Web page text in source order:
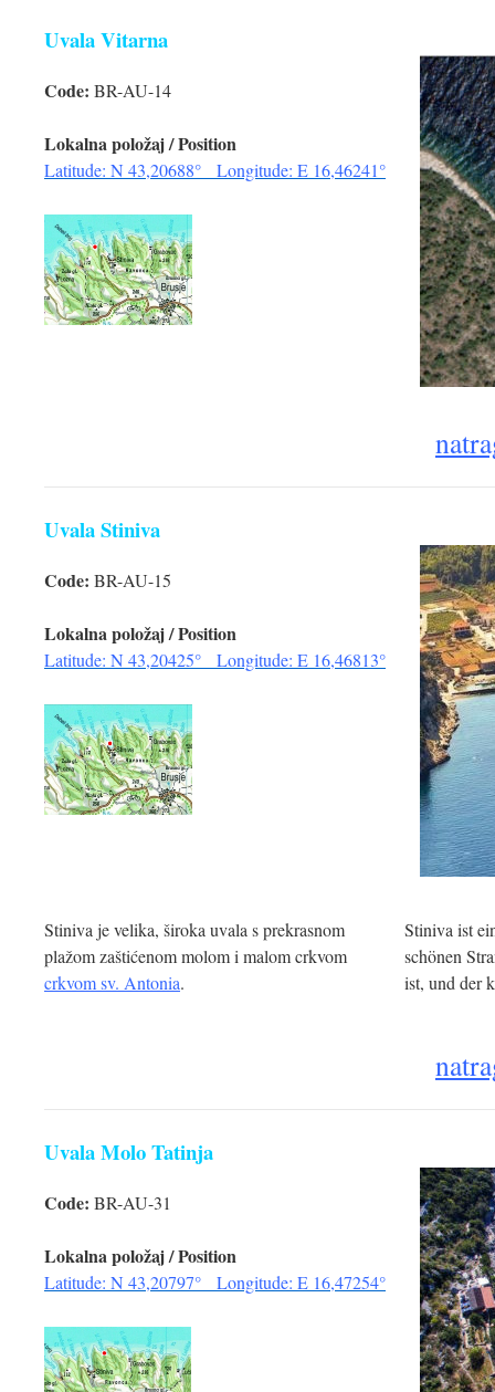
Uvala Vitarna
Code: BR-AU-14
Lokalna položaj / Position
Latitude: N 43,20688° Longitude: E 16,46241°
Uvala Stiniva
Code: BR-AU-15
Lokalna položaj / Position
Latitude: N 43,20425° Longitude: E 16,46813°
Stiniva je velika, široka uvala s prekrasnom
plažom zaštićenom molom i malom crkvom
crkvom sv. Antonia.
Stiniva ist
schönen
ist, und der
Uvala Molo Tatinja
Code: BR-AU-31
Lokalna položaj / Position
Latitude: N 43,20797° Longitude: E 16,47254°